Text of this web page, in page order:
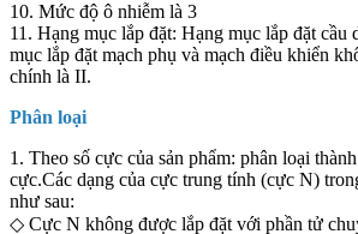
10. Mức độ ô nhiễm là 3
11. Hạng mục lắp đặt: Hạng mục lắp đặt cầu
mục lắp đặt mạch phụ và mạch điều khiển
chính là II.
Phân loại
1. Theo số cực của sản phẩm: phân loại
cực.Các dạng của cực trung tính (cực N)
như sau:
◇ Cực N không được lắp đặt với phần tử